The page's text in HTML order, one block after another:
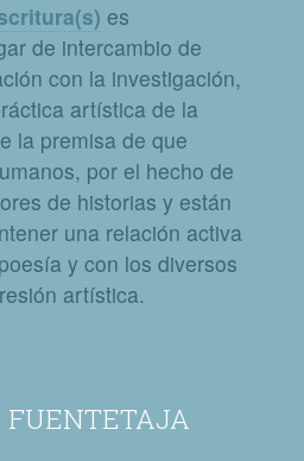
es
de intercambio de
con la investigación,
artística de la
la premisa de que
por el hecho de
de historias y están
una relación activa
y con los diversos
artística.
FUENTETAJA